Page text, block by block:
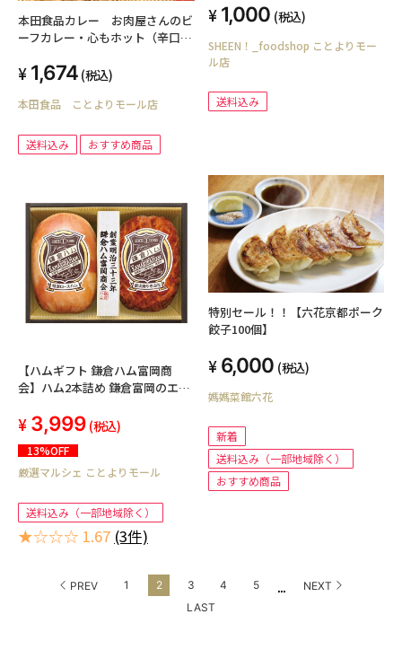
本田食品カレー お肉屋さんのビ
ーフカレー・心もホット（辛口）
1,674 (税込)
本田食品 ことよりモール店
送料込み おすすめ商品
1,000 (税込)
SHEEN！_foodshop ことよりモー
ル店
送料込み
【ハムギフト 鎌倉ハム富岡商
会】ハム2本詰め 鎌倉富岡のエン
3,999 (税込)
13%OFF
厳選マルシェ ことよりモール
送料込み（一部地域除く）
★☆☆☆ 1.67 (3件)
特別セール！！【六花京都ポーク
餃子100個】
6,000 (税込)
媽媽菜館六花
新着
送料込み（一部地域除く）
おすすめ商品
PREV 1 2 3 4 5 ...
NEXT
LAST